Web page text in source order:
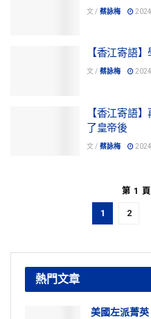
文 / 蔡詠梅
【香江寄語
文 / 蔡詠梅
【香江寄語
了皇帝後
文 / 蔡詠梅
第 1
1 2
熱門文章
美國左派菁